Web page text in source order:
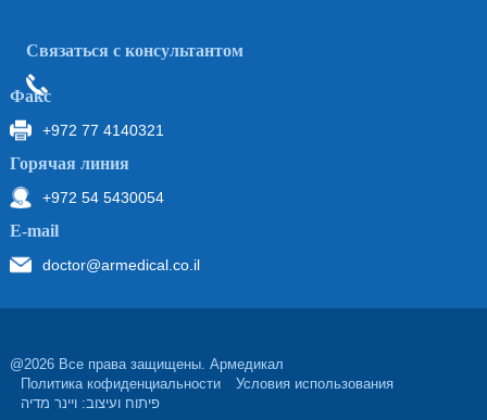
Связаться с консультантом
Факс
+972 77 4140321
Горячая линия
+972 54 5430054
Е-mail
doctor@armedical.co.il
@2026 Все права защищены. Армедикал
Политика кофиденциальности
Условия использования
פיתוח ועיצוב: ויינר מדיה